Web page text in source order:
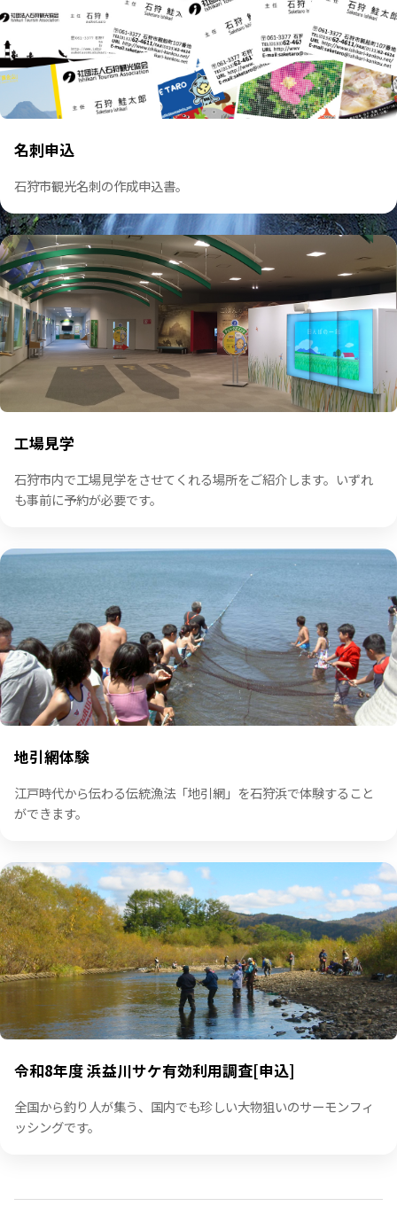
楽山居 予約申請
施設利用のご予約申請書はこちら。
名刺申込
石狩市観光名刺の作成申込書。
工場見学
石狩市内で工場見学をさせてくれる場所をご紹介します。いずれ
も事前に予約が必要です。
地引網体験
江戸時代から伝わる伝統漁法「地引網」を石狩浜で体験すること
ができます。